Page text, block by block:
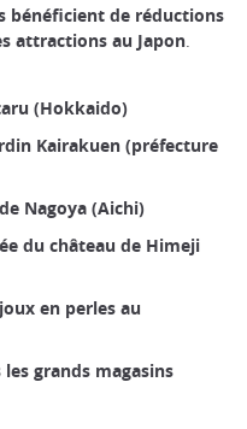
bénéficient de réductions
attractions au Japon.
(Hokkaido)
Kairakuen (préfecture
Nagoya (Aichi)
du château de Himeji
en perles au
grands magasins